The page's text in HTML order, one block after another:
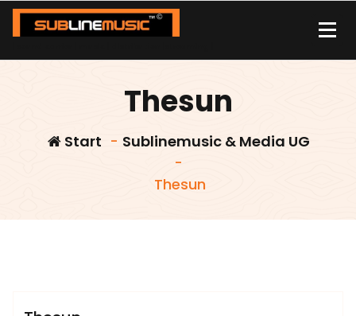
Zum
Inhalt
Thesun
Start - Sublinemusic & Media UG
-
Thesun
Sublinemusic & Media UG